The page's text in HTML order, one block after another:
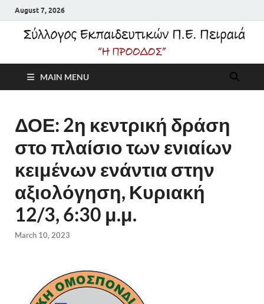
August 7, 2026
Σύλλογος
Εκπαιδευτικών Π.Ε.
Πειραιά "Η Πρόοδος"
MAIN MENU
ΔΟΕ: 2η κεντρική δράση
στο πλαίσιο των ενιαίων
κειμένων ενάντια στην
αξιολόγηση, Κυριακή
12/3, 6:30 μ.μ.
March 10, 2023